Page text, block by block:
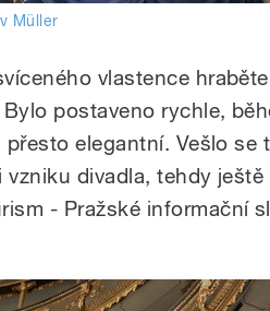
Müller
vlastence
postaveno rychle,
elegantní. Vešlo se
divadla, tehdy ještě
- Pražské informační